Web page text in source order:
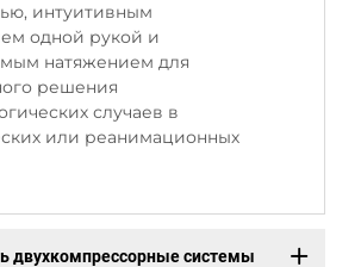
интуитивным
одной рукой и
натяжением для
решения
случаев в
или реанимационных
двухкомпрессорные системы